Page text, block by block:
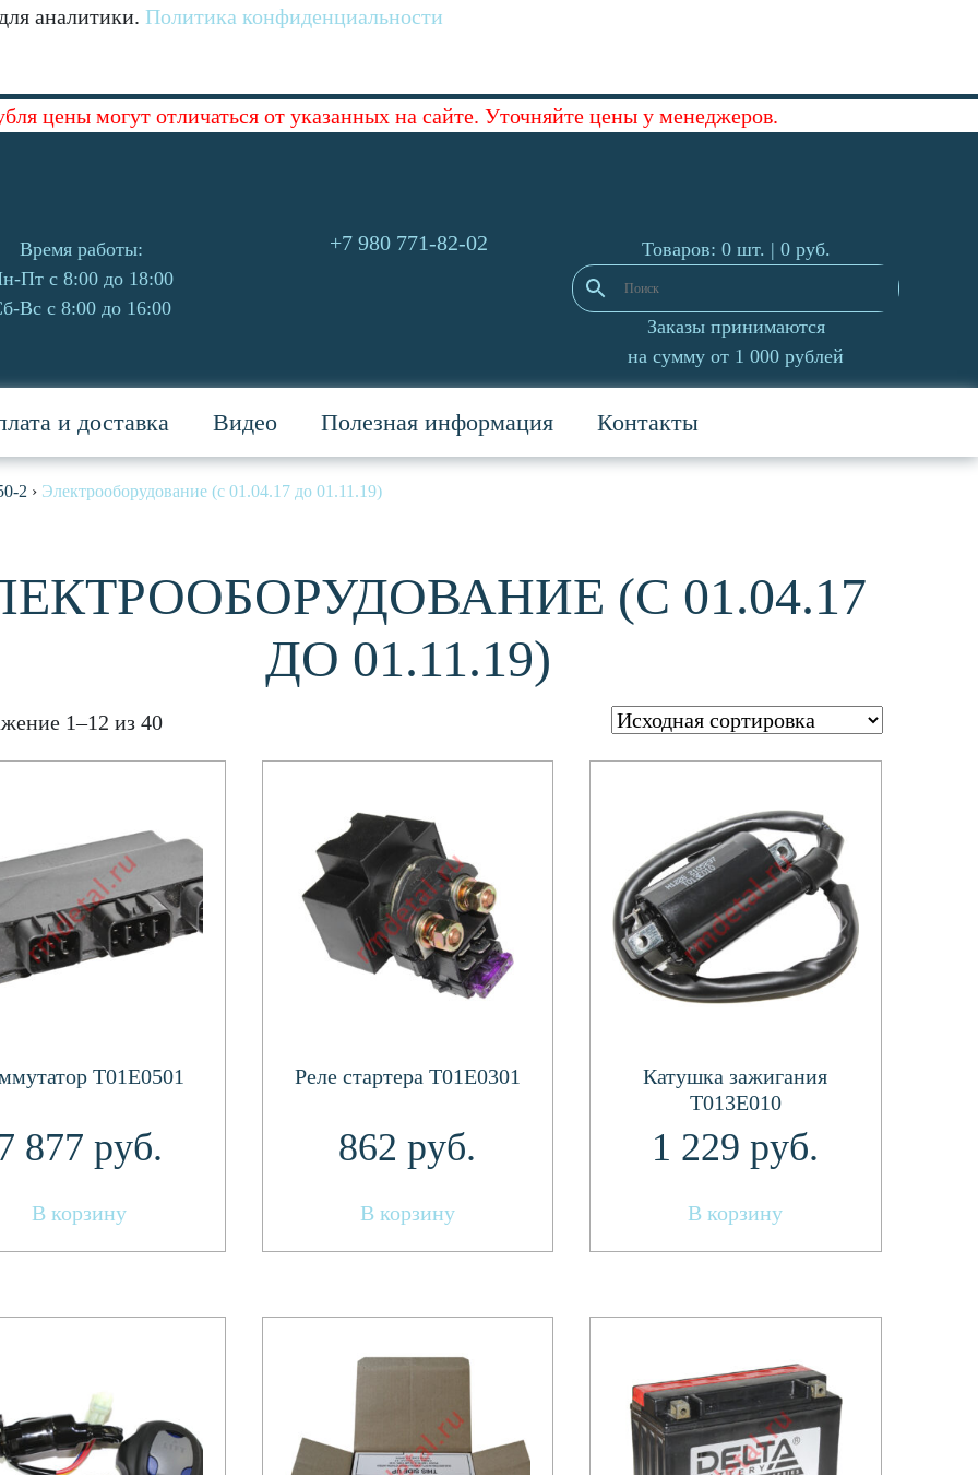
аналитики. Политика конфиденциальности
цены могут отличаться от указанных на сайте. Уточняйте цены у менеджеров.
Время работы:
Пт с 8:00 до 18:00
Вс с 8:00 до 16:00
+7 980 771-82-02 Товаров: 0 шт. | 0руб.
Заказы принимаются
на сумму от 1 000 рублей
и доставка Видео Полезная информация Контакты
2 › Электрооборудование (с 01.04.17 до 01.11.19)
(С 01.04.17
ДО 01.11.19)
1–12 из 40
T01E0501
877 руб.
В корзину
Реле стартера T01E0301
862 руб.
В корзину
Катушка зажигания
T013E010
1 229 руб.
В корзину